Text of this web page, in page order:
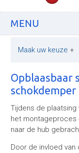
MENU
Maak uw keuze +
Opblaasbaar
schokdemper
Tijdens de
het montageproces
naar de hub
Door de invloed